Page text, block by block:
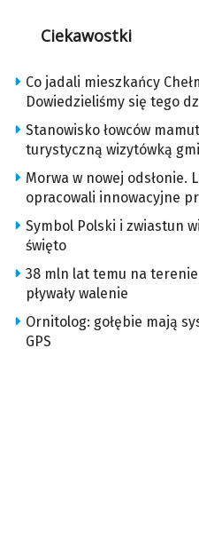
Ciekawostki
Co jadali mieszkańcy
Dowiedzieliśmy się tego
Stanowisko łowców
turystyczną wizytówką
Morwa w nowej odsłonie.
opracowali innowacyjne
Symbol Polski i zwiastun
święto
38 mln lat temu na
pływały walenie
Ornitolog: gołębie mają
GPS